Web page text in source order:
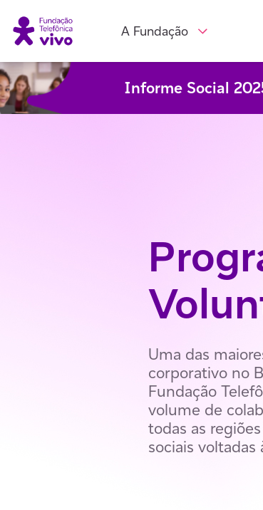
Informe Social
A Fundação
Uma das
corporativo no
Fundação
volume de
todas as
sociais voltadas